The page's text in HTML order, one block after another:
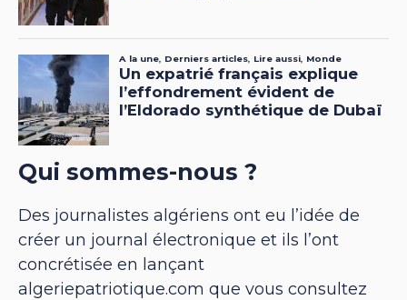
Qui sommes-nous ?
Des journalistes algériens ont eu l’idée de
créer un journal électronique et ils l’ont
concrétisée en lançant
algeriepatriotique.com que vous consultez